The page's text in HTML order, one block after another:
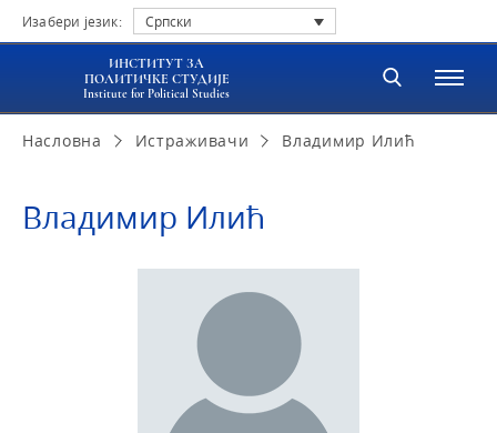
Изабери језик: Српски
ИНСТИТУТ ЗА
ПОЛИТИЧКЕ СТУДИЈЕ
Institute for Political Studies
Насловна Истраживачи Владимир Илић
Владимир Илић